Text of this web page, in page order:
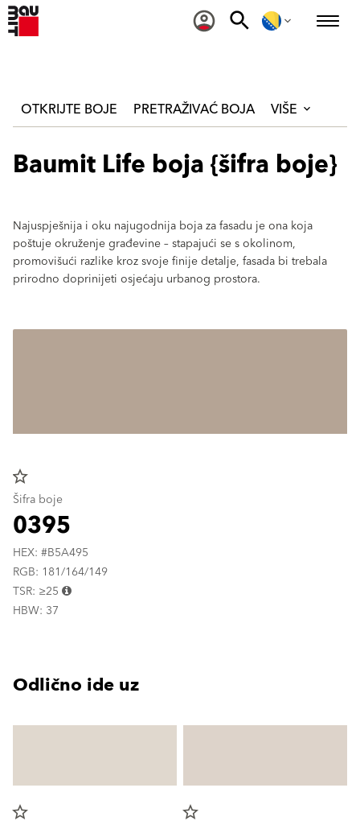
OTKRIJTE BOJE PRETRAŽIVAĆ BOJA VIŠE
Baumit Life boja {šifra boje}
Najuspješnija i oku najugodnija boja za fasadu je ona koja
poštuje okruženje građevine – stapajući se s okolinom,
promovišući razlike kroz svoje finije detalje, fasada bi trebala
prirodno doprinijeti osjećaju urbanog prostora.
star_border
Šifra boje
0395
HEX: #B5A495
RGB: 181/164/149
TSR: ≥25
HBW: 37
Odlično ide uz
star_border
star_border